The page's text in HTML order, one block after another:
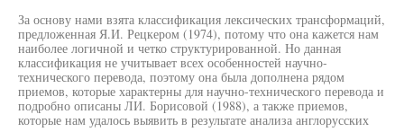
За основу нами взята классификация лексических трансформаций,
предложенная Я.И. Рецкером (1974), потому что она кажется нам
наиболее логичной и четко структурированной. Но данная
классификация не учитывает всех особенностей научно-
технического перевода, поэтому она была дополнена рядом
приемов, которые характерны для научно-технического перевода и
подробно описаны ЛИ. Борисовой (1988), а также приемов,
которые нам удалось выявить в результате анализа англорусских